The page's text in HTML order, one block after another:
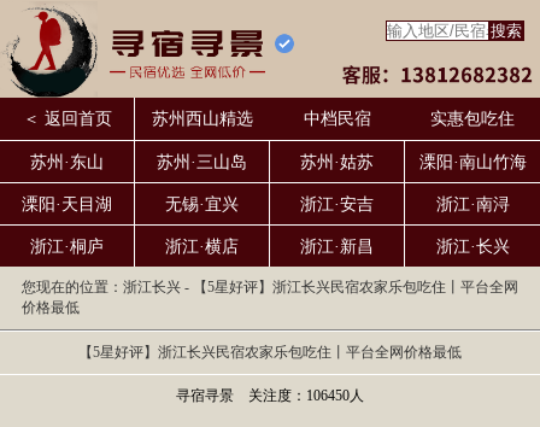
＜ 返回首页 苏州西山精选 中档民宿 实惠包吃住
苏州·东山 苏州·三山岛 苏州·姑苏 溧阳·南山竹海
溧阳·天目湖 无锡·宜兴 浙江·安吉 浙江·南浔
浙江·桐庐 浙江·横店 浙江·新昌 浙江·长兴
您现在的位置： 浙江长兴- 【5星好评】浙江长兴民宿农家乐包吃住丨平台全网
价格最低
【5星好评】浙江长兴民宿农家乐包吃住丨平台全网价格最低
寻宿寻景 关注度：106450人